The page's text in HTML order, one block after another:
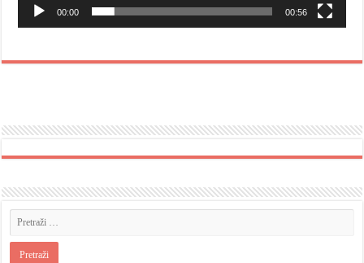
00:00 00:56